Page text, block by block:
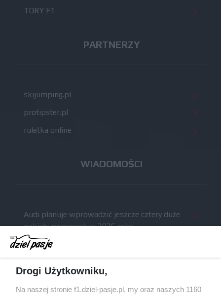
TORY F1
PARTNERZY
skijumping.pl
protipster.pl
ruletka online
WIADOMOŚCI
Audi planuje wprowadzić jeszcze cztery duże
pakiety poprawek w 2026 roku
Gasly dołączył do krytyki obecnych
McCullough opuści Astona Martina z końcem
Drogi Użytkowniku,
Na naszej stronie f1.dziel-pasje.pl, my oraz naszych 1160